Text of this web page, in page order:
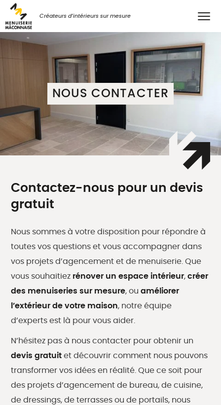
Créateurs d’intérieurs sur mesure
NOUS CONTACTER
Contactez-nous pour un devis
gratuit
Nous sommes à votre disposition pour répondre à
toutes vos questions et vous accompagner dans
vos projets d’agencement et de menuiserie. Que
vous souhaitiez rénover un espace intérieur,créer
des menuiseries sur mesure, ouaméliorer
l’extérieur de votre maison, notre équipe
d’experts est là pour vous aider.
N’hésitez pas à nous contacter pour obtenir un
devis gratuit et découvrir comment nous pouvons
transformer vos idées en réalité. Que ce soit pour
des projets d’agencement de bureau, de cuisine,
de dressings, de terrasses ou de portails, nous